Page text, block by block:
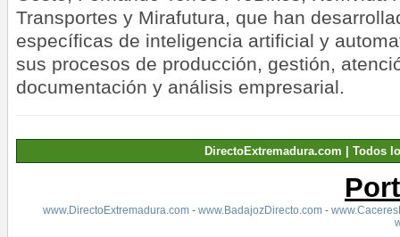
Transportes y Mirafutura, que han
específicas de inteligencia artificial y
sus procesos de producción, gestión,
documentación y análisis empresarial.
DirectoExtremadura.com | Todos
www.DirectoExtremadura.com- www.BadajozDirecto.com-